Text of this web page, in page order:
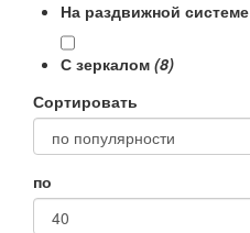
На раздвижной системе
С зеркалом (8)
Сортировать
по